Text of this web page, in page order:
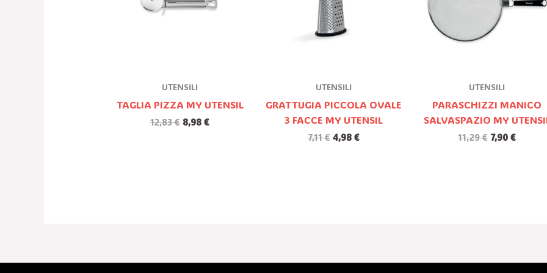
UTENSILI
TAGLIA PIZZA MY UTENSIL
12,83€ 8,98€
UTENSILI
GRATTUGIA PICCOLA OVALE
3 FACCE MY UTENSIL
7,11€ 4,98 €
UTENSILI
PARASCHIZZI MANICO
SALVASPAZIO MY
11,29€ 7,90€